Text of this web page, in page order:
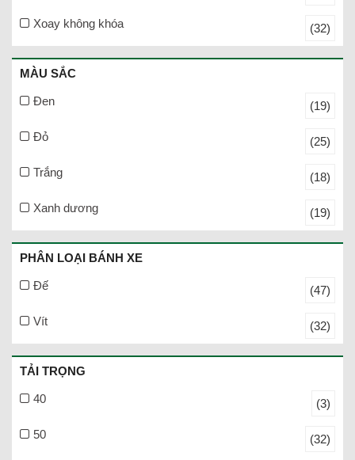
Xoay không khóa (32)
MÀU SẮC
Đen (19)
Đỏ (25)
Trắng (18)
Xanh dương (19)
PHÂN LOẠI BÁNH XE
Đế (47)
Vít (32)
TẢI TRỌNG
40 (3)
50 (32)